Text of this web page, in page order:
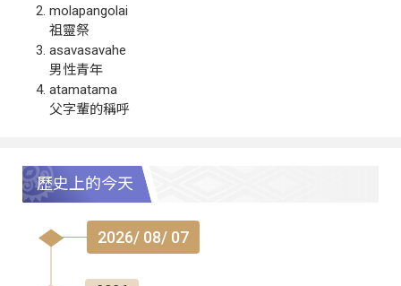
molapangolai
祖靈祭
asavasavahe
男性青年
atamatama
父字輩的稱呼
歷史上的今天
2026/ 08/ 07